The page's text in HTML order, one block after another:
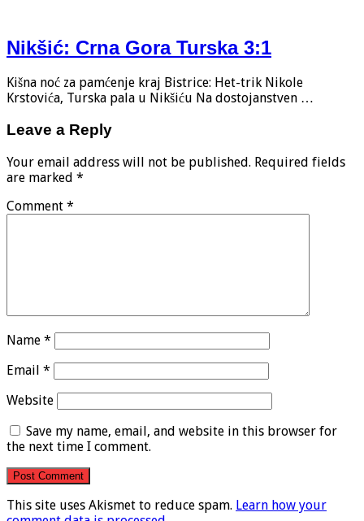
Nikšić: Crna Gora Turska 3:1
Kišna noć za pamćenje kraj Bistrice: Het-trik Nikole
Krstovića, Turska pala u Nikšiću Na dostojanstven …
Leave a Reply
Your email address will not be published. Required fields
are marked *
Comment *
Name *
Email *
Website
Save my name, email, and website in this browser for
the next time I comment.
This site uses Akismet to reduce spam. Learn how your